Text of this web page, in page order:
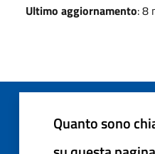
Ultimo aggiornamento: 8
Quanto sono